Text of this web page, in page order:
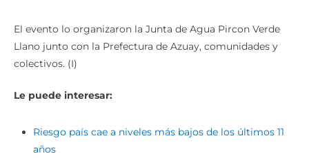
El evento lo organizaron la Junta de Agua Pircon Verde
Llano junto con la Prefectura de Azuay, comunidades y
colectivos. (I)
Le puede interesar:
Riesgo país cae a niveles más bajos de los últimos 11
años